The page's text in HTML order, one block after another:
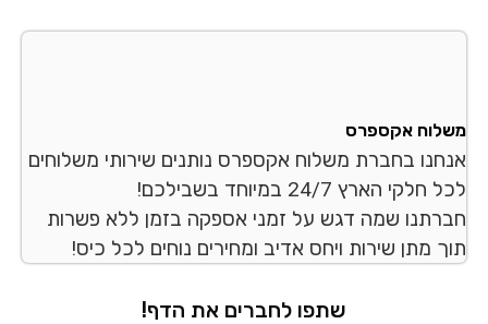
אקספרס
בחברת משלוח אקספרס נותנים שירותי משלוחים
הארץ 24/7 במיוחד בשבילכם!
שמה דגש על זמני אספקה בזמן ללא פשרות
מתן שירות ויחס אדיב ומחירים נוחים לכל כיס!
שתפו לחברים את הדף!